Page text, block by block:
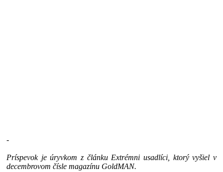
-
Príspevok je úryvkom z článku Extrémni usadlíci, ktorý vyšiel v
decembrovom čísle magazínu GoldMAN.